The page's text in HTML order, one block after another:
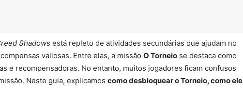
Shadows está repleto de atividades secundárias que ajudam no
valiosas. Entre elas, a missão O Torneio se destaca como
e recompensadoras. No entanto, muitos jogadores ficam confusos
Neste guia, explicamos como desbloquear o Torneio, como ele